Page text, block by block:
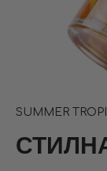
SUMMER